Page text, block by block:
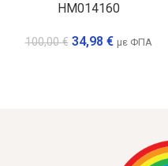
HM014160
100,00€ 34,98 € με ΦΠΑ